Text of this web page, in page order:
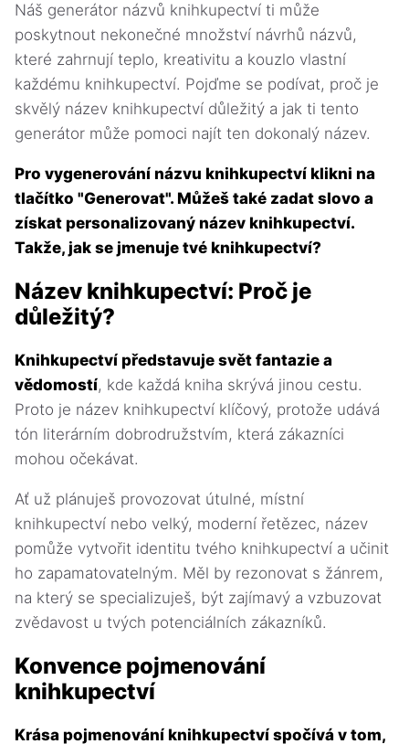
Náš generátor názvů knihkupectví ti může
poskytnout nekonečné množství návrhů názvů,
které zahrnují teplo, kreativitu a kouzlo vlastní
každému knihkupectví. Pojďme se podívat, proč je
skvělý název knihkupectví důležitý a jak ti tento
generátor může pomoci najít ten dokonalý název.
Pro vygenerování názvu knihkupectví klikni na
tlačítko "Generovat". Můžeš také zadat slovo a
získat personalizovaný název knihkupectví.
Takže, jak se jmenuje tvé knihkupectví?
Název knihkupectví: Proč je
důležitý?
Knihkupectví představuje svět fantazie a
vědomostí, kde každá kniha skrývá jinou cestu.
Proto je název knihkupectví klíčový, protože udává
tón literárním dobrodružstvím, která zákazníci
mohou očekávat.
Ať už plánuješ provozovat útulné, místní
knihkupectví nebo velký, moderní řetězec, název
pomůže vytvořit identitu tvého knihkupectví a učinit
ho zapamatovatelným. Měl by rezonovat s žánrem,
na který se specializuješ, být zajímavý a vzbuzovat
zvědavost u tvých potenciálních zákazníků.
Konvence pojmenování
knihkupectví
Krása pojmenování knihkupectví spočívá v tom,